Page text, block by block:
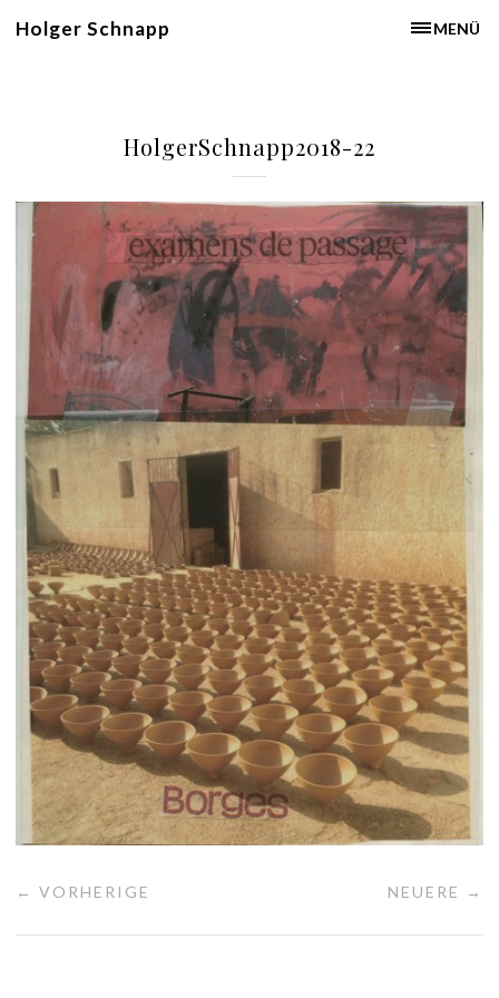
MENÜ
Holger Schnapp
HolgerSchnapp2018-22
← VORHERIGE NEUERE →